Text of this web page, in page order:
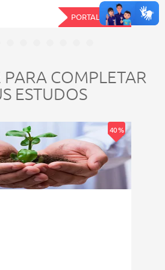
PORTAL PLAY11 12x
COMPLETAR
ESTUDOS
40 %